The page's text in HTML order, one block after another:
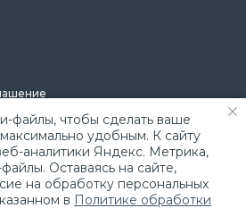
фaйлы, чтoбы cдeлaть вaшe
удoбным. К caйту
aнaлитики Яндeкc. Мeтpикa,
Ocтaвaяcь нa caйтe,
нa oбpaбoтку пepcoнaльныx
в Пoлитикe oбpaбoтки